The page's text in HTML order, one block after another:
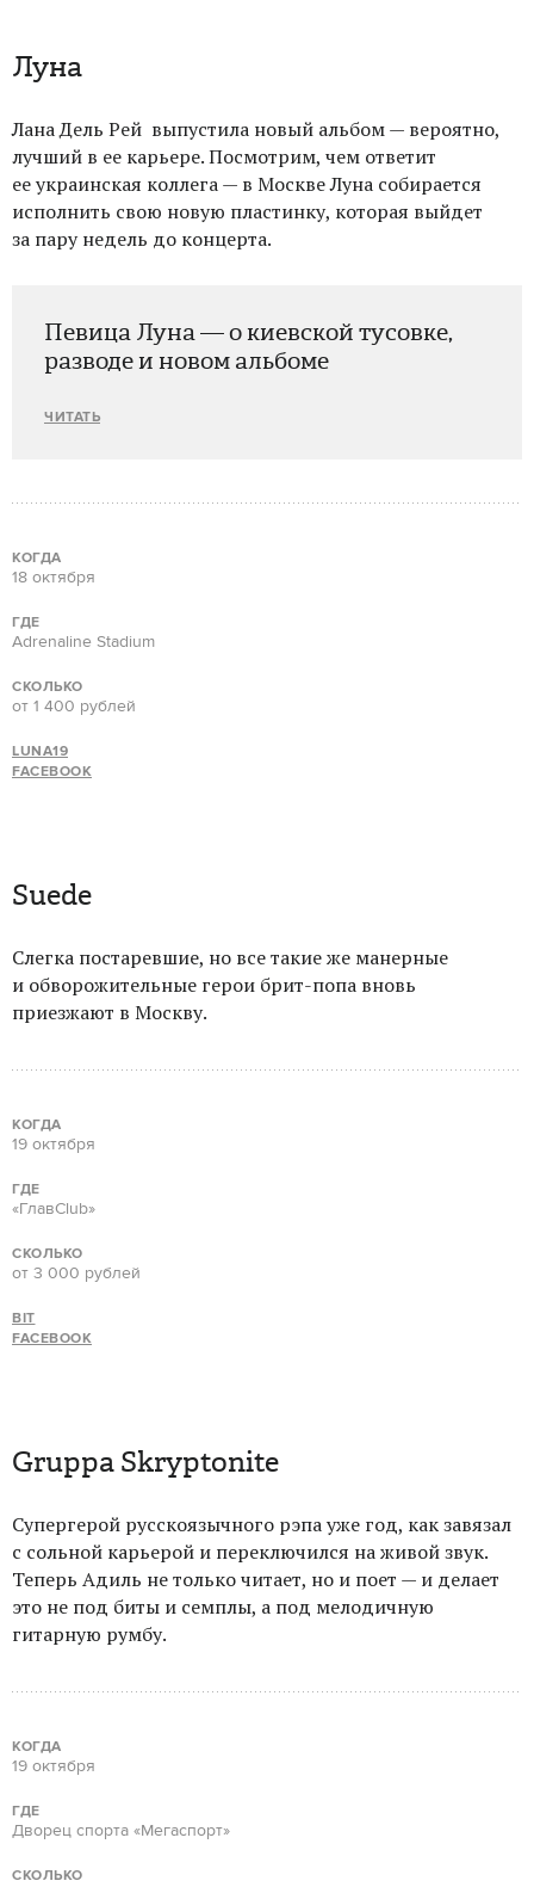
Луна
Лана Дель Рей выпустила новый альбом — вероятно,
лучший в ее карьере. Посмотрим, чем ответит
ее украинская коллега — в Москве Луна собирается
исполнить свою новую пластинку, которая выйдет
за пару недель до концерта.
Певица Луна — о киевской тусовке,
разводе и новом альбоме
ЧИТАТЬ
КОГДА
18 октября
ГДЕ
Adrenaline Stadium
СКОЛЬКО
от 1 400 рублей
LUNA19
FACEBOOK
Suede
Слегка постаревшие, но все такие же манерные
и обворожительные герои брит-попа вновь
приезжают в Москву.
КОГДА
19 октября
ГДЕ
«ГлавClub»
СКОЛЬКО
от 3 000 рублей
BIT
FACEBOOK
Gruppa Skryptonite
Супергерой русскоязычного рэпа уже год, как завязал
с сольной карьерой и переключился на живой звук.
Теперь Адиль не только читает, но и поет — и делает
это не под биты и семплы, а под мелодичную
гитарную румбу.
КОГДА
19 октября
ГДЕ
Дворец спорта «Мегаспорт»
СКОЛЬКО